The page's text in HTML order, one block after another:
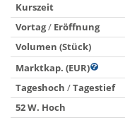
Kurszeit
Vortag/ Eröffnung
Volumen (Stück)
Marktkap. (EUR)
Tageshoch /Tagestief
52 W. Hoch